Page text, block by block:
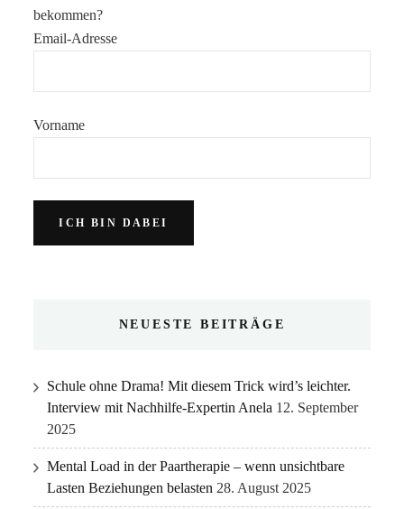
bekommen?
Email-Adresse
Vorname
NEUESTE BEITRÄGE
Schule ohne Drama! Mit diesem Trick wird’s leichter.
Interview mit Nachhilfe-Expertin Anela 12. September
2025
Mental Load in der Paartherapie – wenn unsichtbare
Lasten Beziehungen belasten 28. August 2025